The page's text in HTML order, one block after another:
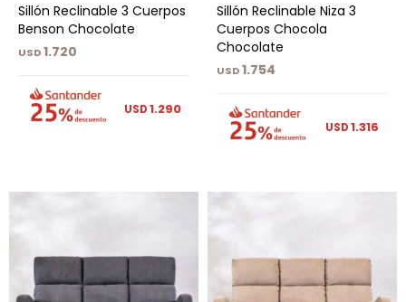
Sillón Reclinable 3 Cuerpos
Benson Chocolate
USD1.720
USD1.290
Sillón Reclinable Niza 3
Cuerpos Chocola
Chocolate
USD1.754
USD1.316